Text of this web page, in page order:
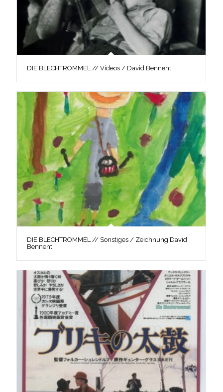
DIE BLECHTROMMEL // Videos / David Bennent
DIE BLECHTROMMEL // Sonstiges / Zeichnung David
Bennent